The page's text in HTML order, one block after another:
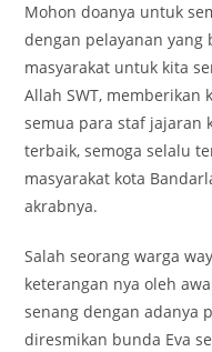
Mohon doanya untuk
dengan pelayanan yang
masyarakat untuk kita
Allah SWT, memberikan
semua para staf jajaran
terbaik, semoga selalu
masyarakat kota
akrabnya.
Salah seorang warga
keterangan nya oleh
senang dengan adanya
diresmikan bunda Eva